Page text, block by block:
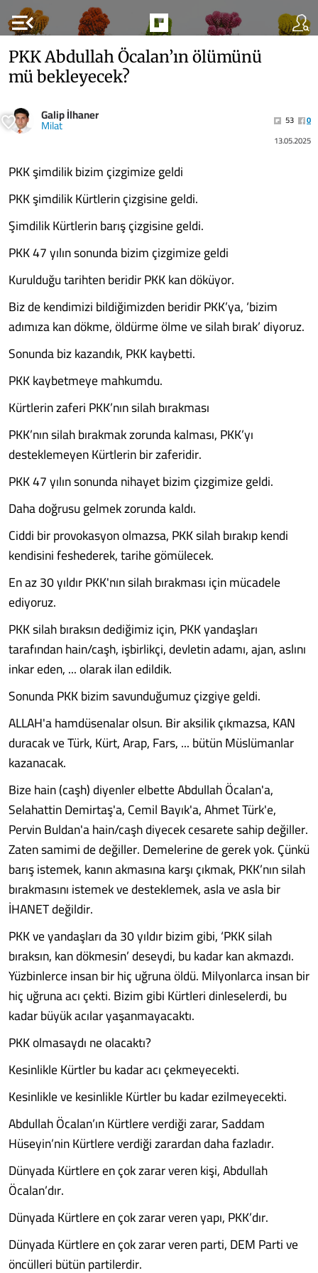
menu_open
PKK Abdullah Öcalan’ın ölümünü
mü bekleyecek?
Galip İlhaner
Milat 53
0
13.05.2025
PKK şimdilik bizim çizgimize geldi
PKK şimdilik Kürtlerin çizgisine geldi.
Şimdilik Kürtlerin barış çizgisine geldi.
PKK 47 yılın sonunda bizim çizgimize geldi
Kurulduğu tarihten beridir PKK kan döküyor.
Biz de kendimizi bildiğimizden beridir PKK’ya, ‘bizim
adımıza kan dökme, öldürme ölme ve silah bırak’ diyoruz.
Sonunda biz kazandık, PKK kaybetti.
PKK kaybetmeye mahkumdu.
Kürtlerin zaferi PKK’nın silah bırakması
PKK’nın silah bırakmak zorunda kalması, PKK’yı
desteklemeyen Kürtlerin bir zaferidir.
PKK 47 yılın sonunda nihayet bizim çizgimize geldi.
Daha doğrusu gelmek zorunda kaldı.
Ciddi bir provokasyon olmazsa, PKK silah bırakıp kendi
kendisini feshederek, tarihe gömülecek.
En az 30 yıldır PKK'nın silah bırakması için mücadele
ediyoruz.
PKK silah bıraksın dediğimiz için, PKK yandaşları
tarafından hain/caşh, işbirlikçi, devletin adamı, ajan, aslını
inkar eden, ... olarak ilan edildik.
Sonunda PKK bizim savunduğumuz çizgiye geldi.
ALLAH'a hamdüsenalar olsun. Bir aksilik çıkmazsa, KAN
duracak ve Türk, Kürt, Arap, Fars, ... bütün Müslümanlar
kazanacak.
Bize hain (caşh) diyenler elbette Abdullah Öcalan'a,
Selahattin Demirtaş'a, Cemil Bayık'a, Ahmet Türk'e,
Pervin Buldan'a hain/caşh diyecek cesarete sahip değiller.
Zaten samimi de değiller. Demelerine de gerek yok. Çünkü
barış istemek, kanın akmasına karşı çıkmak, PKK’nın silah
bırakmasını istemek ve desteklemek, asla ve asla bir
İHANET değildir.
PKK ve yandaşları da 30 yıldır bizim gibi, ‘PKK silah
bıraksın, kan dökmesin’ deseydi, bu kadar kan akmazdı.
Yüzbinlerce insan bir hiç uğruna öldü. Milyonlarca insan bir
hiç uğruna acı çekti. Bizim gibi Kürtleri dinleselerdi, bu
kadar büyük acılar yaşanmayacaktı.
PKK olmasaydı ne olacaktı?
Kesinlikle Kürtler bu kadar acı çekmeyecekti.
Kesinlikle ve kesinlikle Kürtler bu kadar ezilmeyecekti.
Abdullah Öcalan’ın Kürtlere verdiği zarar, Saddam
Hüseyin’nin Kürtlere verdiği zarardan daha fazladır.
Dünyada Kürtlere en çok zarar veren kişi, Abdullah
Öcalan’dır.
Dünyada Kürtlere en çok zarar veren yapı, PKK’dır.
Dünyada Kürtlere en çok zarar veren parti, DEM Parti ve
öncülleri bütün partilerdir.